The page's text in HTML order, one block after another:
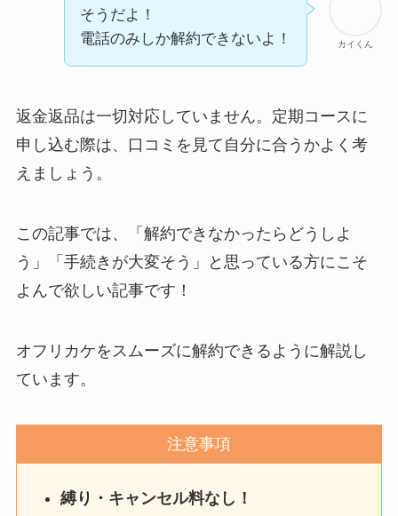
カイくん
そうだよ！
電話のみしか解約できないよ！
返金返品は一切対応していません。定期コースに
申し込む際は、口コミを見て自分に合うかよく考
えましょう。
この記事では、「解約できなかったらどうしよ
う」「手続きが大変そう」と思っている方にこそ
よんで欲しい記事です！
オフリカケをスムーズに解約できるように解説し
ています。
注意事項
縛り・キャンセル料なし！